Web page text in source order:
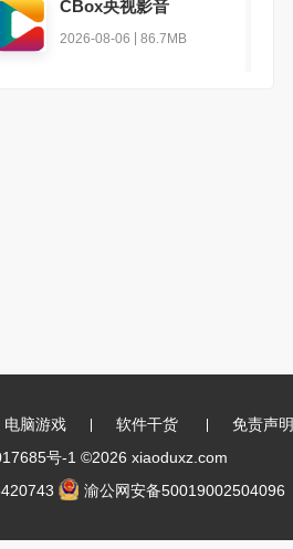
CBox央视影音
2026-08-06 86.7MB
电脑游戏 软件干货 免责声明
号-1 ©2026 xiaoduxz.com
渝公网安备50019002504096